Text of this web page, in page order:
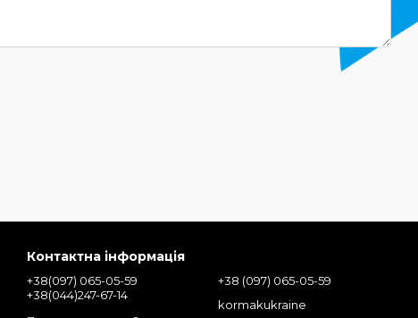
Контактна інформація
+38(097) 065-05-59
+38(044)247-67-14
+38 (097) 065-05-59
kormakukraine